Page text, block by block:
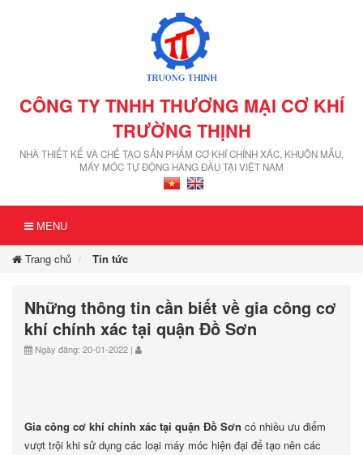
CÔNG TY TNHH THƯƠNG MẠI CƠ KHÍ
TRƯỜNG THỊNH
NHÀ THIẾT KẾ VÀ CHẾ TẠO SẢN PHẨM CƠ KHÍ CHÍNH XÁC, KHUÔN MẪU,
MÁY MÓC TỰ ĐỘNG HÀNG ĐẦU TẠI VIỆT NAM
MENU
Trang chủ Tin tức
Những thông tin cần biết về gia công cơ
khí chính xác tại quận Đồ Sơn
Ngày đăng: 20-01-2022 |
Gia công cơ khí chính xác tại quận Đồ Sơn có nhiều ưu điểm
vượt trội khi sử dụng các loại máy móc hiện đại để tạo nên các